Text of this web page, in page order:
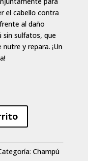
el cabello contra
al daño
sin sulfatos, que
y repara. ¡Un
Champú